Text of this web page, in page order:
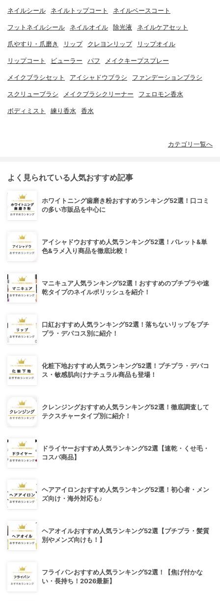
ネイルシール ネイルトップコート ネイルベースコート
フットネイルシール ネイルオイル 除光液 ネイルケアセット
爪やすり・爪磨き リップ クレヨンリップ リップオイル
リップコート ビューラー パフ メイクキープスプレー
メイクブラシセット アイシャドウブラシ ファンデーションブラシ
スクリューブラシ メイクブラシクリーナー フェロモン香水
ボディミスト 練り香水 香水
カテゴリ一覧へ
よく見られている人気おすすめ記事
ホワイトニング歯磨き粉おすすめランキング52選！口コミ
の多い市販品を中心に
アイシャドウおすすめ人気ランキング52選！パレット&単
色&ラメ入り商品を徹底比較！
マニキュア人気ランキング52選！おすすめのプチプラや速
乾タイプのネイルポリッシュを紹介！
口紅おすすめ人気ランキング52選！落ちないリップをプチ
プラ・デパコス別に紹介！
化粧下地おすすめ人気ランキング52選！プチプラ・デパコ
ス・敏感肌向けナチュラル商品も登場！
クレンジングおすすめ人気ランキング52選！徹底調査して
テクスチャータイプ別に紹介！
ドライヤーおすすめ人気ランキング52選【速乾・くせ毛・
コスパ商品】
ヘアアイロンおすすめ人気ランキング52選！初心者・メン
ズ向け・海外対応も♪
ヘアオイルおすすめ人気ランキング52選【プチプラ・髪質
別やメンズ向けも！】
フライパンおすすめ人気ランキング52選！【焦げ付かな
い・長持ち！2026最新】